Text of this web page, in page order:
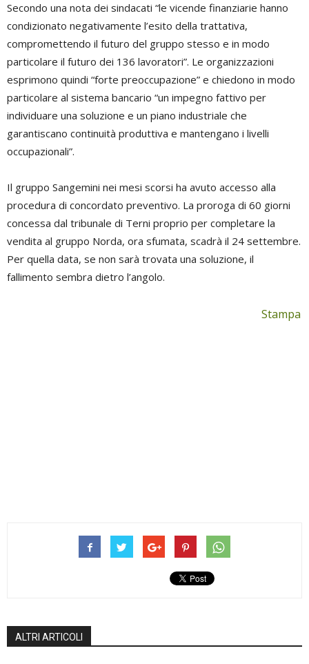
Secondo una nota dei sindacati “le vicende finanziarie hanno
condizionato negativamente l’esito della trattativa,
compromettendo il futuro del gruppo stesso e in modo
particolare il futuro dei 136 lavoratori”. Le organizzazioni
esprimono quindi “forte preoccupazione” e chiedono in modo
particolare al sistema bancario “un impegno fattivo per
individuare una soluzione e un piano industriale che
garantiscano continuità produttiva e mantengano i livelli
occupazionali”.
Il gruppo Sangemini nei mesi scorsi ha avuto accesso alla
procedura di concordato preventivo. La proroga di 60 giorni
concessa dal tribunale di Terni proprio per completare la
vendita al gruppo Norda, ora sfumata, scadrà il 24 settembre.
Per quella data, se non sarà trovata una soluzione, il
fallimento sembra dietro l’angolo.
Stampa
ALTRI ARTICOLI